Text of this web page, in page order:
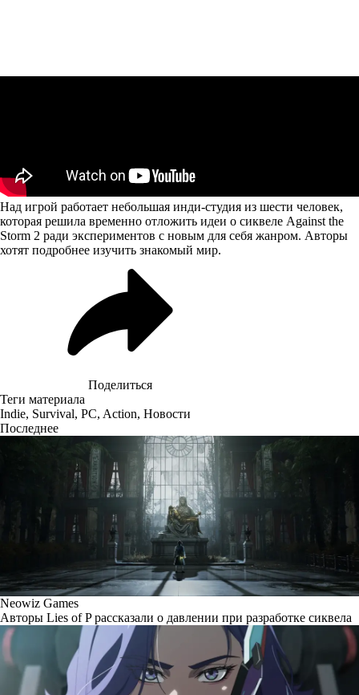
Над игрой работает небольшая инди-студия из шести человек,
которая решила временно отложить идеи о сиквеле Against the
Storm 2 ради экспериментов с новым для себя жанром. Авторы
хотят подробнее изучить знакомый мир.
Поделиться
Теги материала
Indie, Survival, PC, Action, Новости
Последнее
Neowiz Games
Авторы Lies of P рассказали о давлении при разработке сиквела